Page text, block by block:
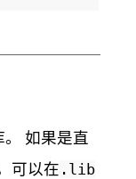
。 如果是直
可以在 .lib